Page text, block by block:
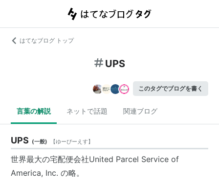
はてなブログ トップ
UPS
このタグでブログを書く
言葉の解説 ネットで話題 関連ブログ
UPS (一般) 【ゆーぴーえす】
世界最大の宅配便会社United Parcel Service of
America, Inc. の略。